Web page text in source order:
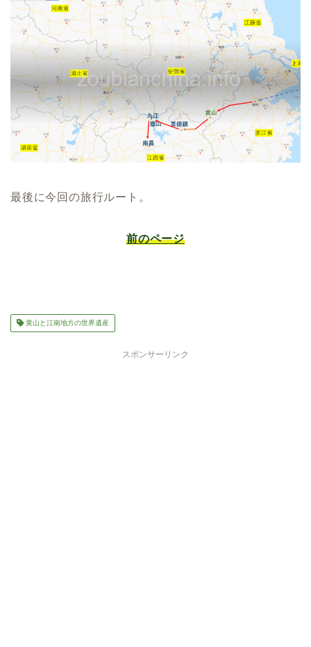
最後に今回の旅行ルート。
前のページ
黄山と江南地方の世界遺産
スポンサーリンク